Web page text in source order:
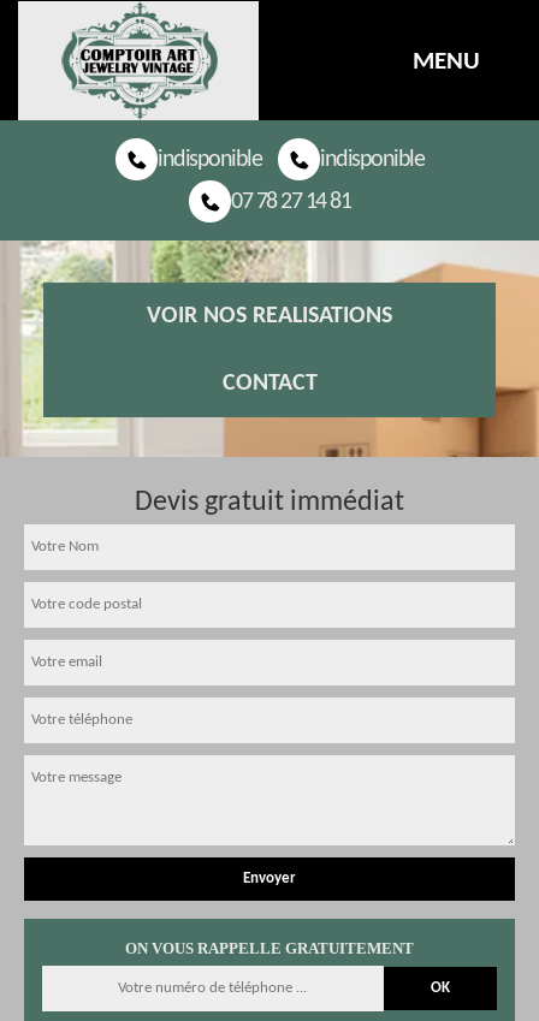
MENU
indisponible
indisponible
07 78 27 14 81
VOIR NOS REALISATIONS
CONTACT
Devis gratuit immédiat
ON VOUS RAPPELLE GRATUITEMENT